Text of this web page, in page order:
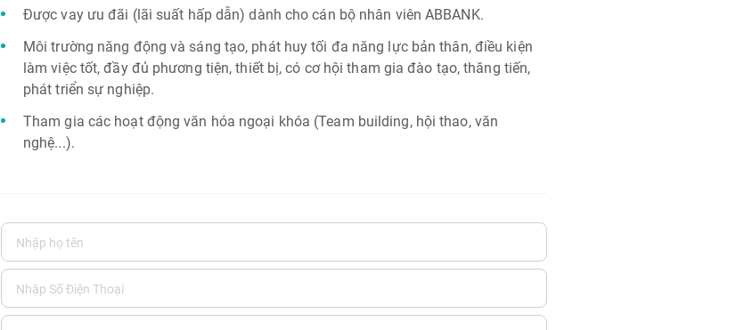
Được vay ưu đãi (lãi suất hấp dẫn) dành cho cán bộ nhân viên ABBANK.
Môi trường năng động và sáng tạo, phát huy tối đa năng lực bản thân, điều kiện
làm việc tốt, đầy đủ phương tiện, thiết bị, có cơ hội tham gia đào tạo, thăng tiến,
phát triển sự nghiệp.
Tham gia các hoạt động văn hóa ngoại khóa (Team building, hội thao, văn
nghệ...).